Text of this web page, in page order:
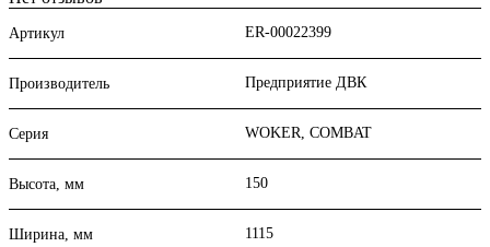
Артикул ER-00022399
Производитель Предприятие ДВК
Серия WOKER, COMBAT
Высота, мм 150
Ширина, мм 1115